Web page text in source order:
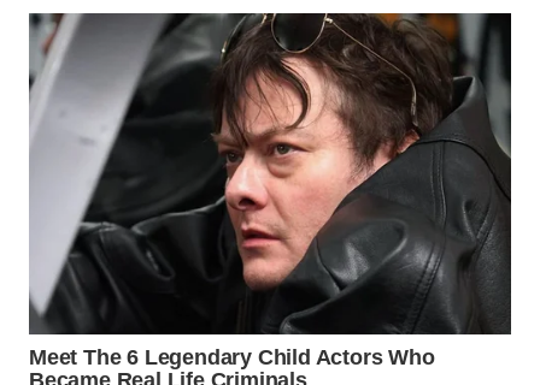
WAHANA
TV
WAHANANEWS
WAHANANEWS
CO ID
WAHANANEWS
WAHANA